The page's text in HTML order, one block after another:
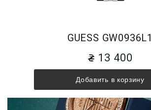
GUESS GW0936L1
13 400
Добавить в корзину